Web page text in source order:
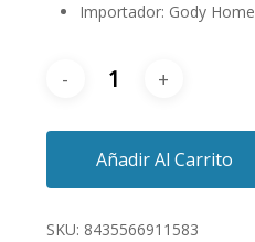
Importador: Gody Home
Añadir Al Carrito
SKU: 8435566911583